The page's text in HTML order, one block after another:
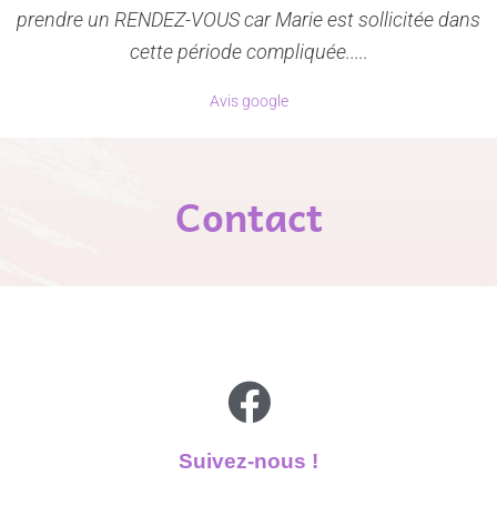
prendre un RENDEZ-VOUS car Marie est sollicitée dans
cette période compliquée.....
Avis google
Contact
Suivez-nous !